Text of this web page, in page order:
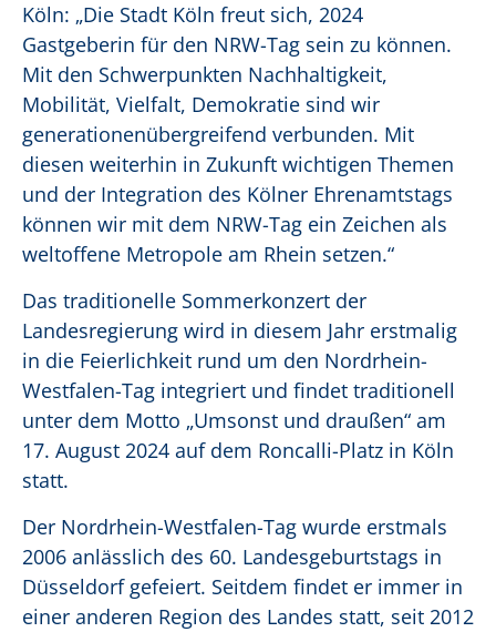
Köln: „Die Stadt Köln freut sich, 2024
Gastgeberin für den NRW-Tag sein zu können.
Mit den Schwerpunkten Nachhaltigkeit,
Mobilität, Vielfalt, Demokratie sind wir
generationenübergreifend verbunden. Mit
diesen weiterhin in Zukunft wichtigen Themen
und der Integration des Kölner Ehrenamtstags
können wir mit dem NRW-Tag ein Zeichen als
weltoffene Metropole am Rhein setzen.“
Das traditionelle Sommerkonzert der
Landesregierung wird in diesem Jahr erstmalig
in die Feierlichkeit rund um den Nordrhein-
Westfalen-Tag integriert und findet traditionell
unter dem Motto „Umsonst und draußen“ am
17. August 2024 auf dem Roncalli-Platz in Köln
statt.
Der Nordrhein-Westfalen-Tag wurde erstmals
2006 anlässlich des 60. Landesgeburtstags in
Düsseldorf gefeiert. Seitdem findet er immer in
einer anderen Region des Landes statt, seit 2012